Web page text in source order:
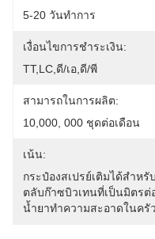
5-20 วันทำการ
เงื่อนไขการชำระเงิน:
TT,LC,ดี/เอ,ดี/พี
สามารถในการผลิต:
10,000, 000 ชุดต่อเดือน
เน้น:
กระป๋องสเปรย์เติมได้สำห
ตลับก๊าซบิวเทนที่เป็นมิตรต่
น้ำยาทำความสะอาดในครั